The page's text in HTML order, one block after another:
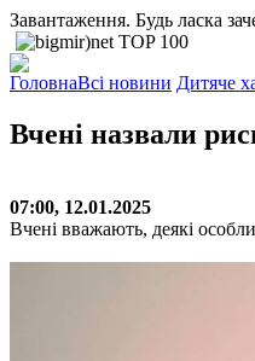
Завантаження. Будь ласка
ГоловнаВсі новини Дитяче
Вчені назвали
07:00, 12.01.2025
Вчені вважають, деякі